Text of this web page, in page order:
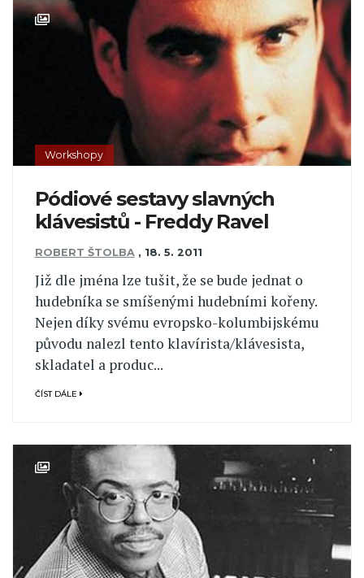
Workshopy
Pódiové sestavy slavných
klávesistů - Freddy Ravel
ROBERT ŠTOLBA , 18. 5. 2011
Již dle jména lze tušit, že se bude jednat o
hudebníka se smíšenými hudebními kořeny.
Nejen díky svému evropsko-kolumbijskému
původu nalezl tento klavírista/klávesista,
skladatel a produc...
ČÍST DÁLE